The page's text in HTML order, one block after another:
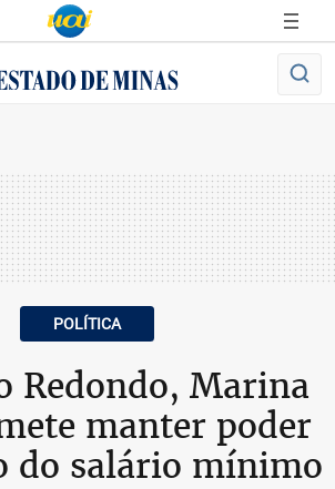
POLÍTICA
Redondo, Marina
manter poder
do salário mínimo